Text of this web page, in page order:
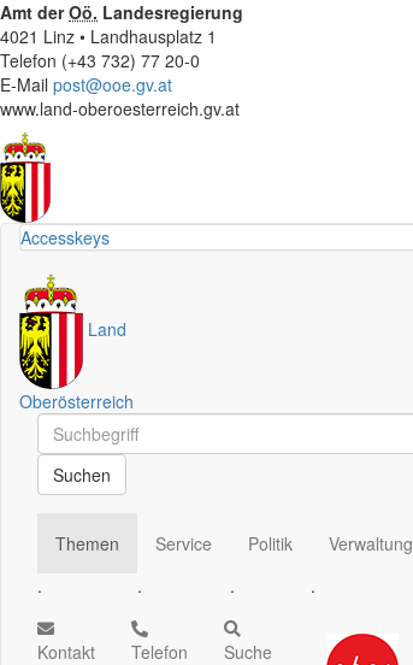
Amt derOö. Landesregierung
4021 Linz • Landhausplatz 1
Telefon (+43 732) 77 20-0
E-Mail post@ooe.gv.at
www.land-oberoesterreich.gv.at
Accesskeys
Land
Oberösterreich
Schnellsuche
Schnellsuche
Suchen
Themen
.
Service
.
Politik
.
Verwaltung
.
Kontakt
Telefon
Suche